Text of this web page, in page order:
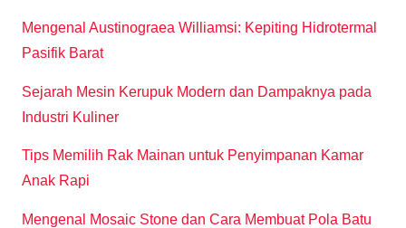
Mengenal Austinograea Williamsi: Kepiting Hidrotermal
Pasifik Barat
Sejarah Mesin Kerupuk Modern dan Dampaknya pada
Industri Kuliner
Tips Memilih Rak Mainan untuk Penyimpanan Kamar
Anak Rapi
Mengenal Mosaic Stone dan Cara Membuat Pola Batu